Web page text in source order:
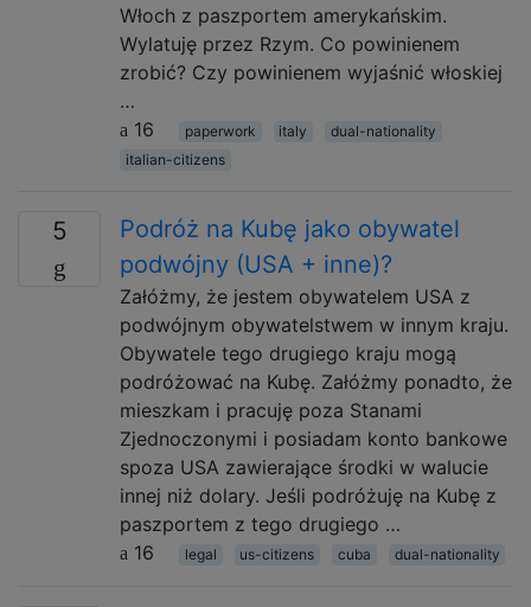
Włoch z paszportem amerykańskim.
Wylatuję przez Rzym. Co powinienem
zrobić? Czy powinienem wyjaśnić włoskiej
…
16
paperwork italy
dual-nationality
italian-citizens
5
Podróż na Kubę jako obywatel
podwójny (USA + inne)?
Załóżmy, że jestem obywatelem USA z
podwójnym obywatelstwem w innym kraju.
Obywatele tego drugiego kraju mogą
podróżować na Kubę. Załóżmy ponadto, że
mieszkam i pracuję poza Stanami
Zjednoczonymi i posiadam konto bankowe
spoza USA zawierające środki w walucie
innej niż dolary. Jeśli podróżuję na Kubę z
paszportem z tego drugiego …
16
legal us-citizens cuba dual-nationality